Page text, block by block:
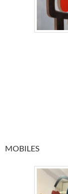
MOBILES